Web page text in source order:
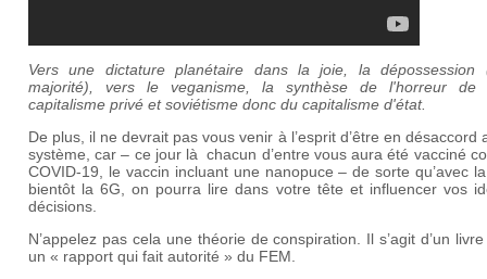
Vers une dictature planétaire dans la joie, la dépossession
majorité), vers le veganisme, la synthèse de l'horreur de
capitalisme privé et soviétisme donc du capitalisme d'état.
De plus, il ne devrait pas vous venir à l’esprit d’être en désaccord
système, car – ce jour là chacun d’entre vous aura été vacciné
COVID-19, le vaccin incluant une nanopuce – de sorte qu’avec
bientôt la 6G, on pourra lire dans votre tête et influencer vos
décisions.
N’appelez pas cela une théorie de conspiration. Il s’agit d’un
un « rapport qui fait autorité » du FEM.